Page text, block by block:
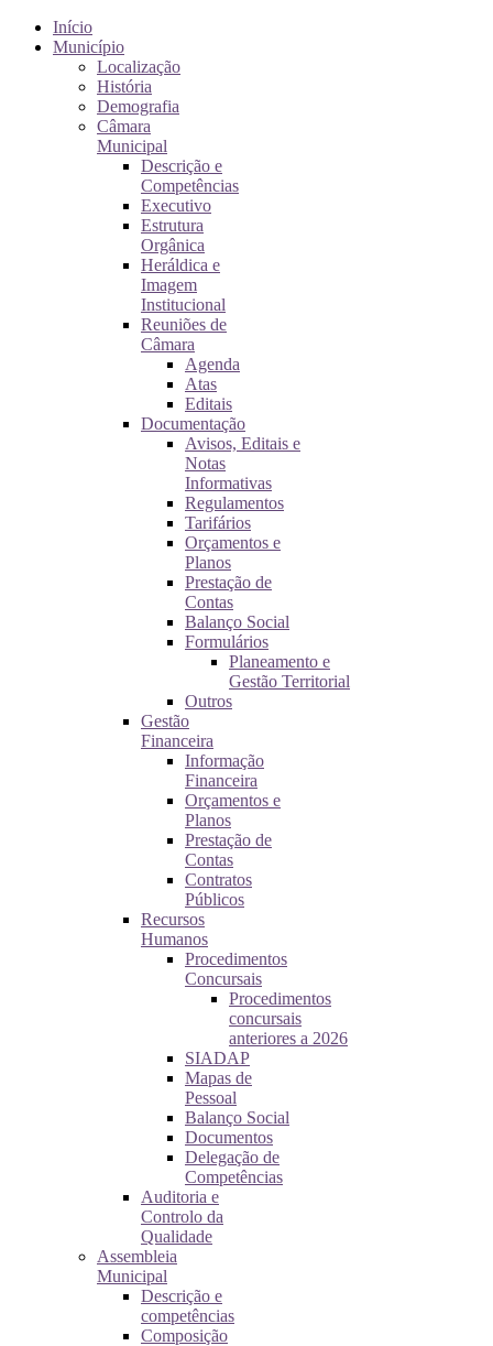
Início
Município
Localização
História
Demografia
Câmara
Municipal
Descrição e
Competências
Executivo
Estrutura
Orgânica
Heráldica e
Imagem
Institucional
Reuniões de
Câmara
Agenda
Atas
Editais
Documentação
Avisos, Editais e
Notas
Informativas
Regulamentos
Tarifários
Orçamentos e
Planos
Prestação de
Contas
Balanço Social
Formulários
Planeamento e
Gestão Territorial
Outros
Gestão
Financeira
Informação
Financeira
Orçamentos e
Planos
Prestação de
Contas
Contratos
Públicos
Recursos
Humanos
Procedimentos
Concursais
Procedimentos
concursais
anteriores a 2026
SIADAP
Mapas de
Pessoal
Balanço Social
Documentos
Delegação de
Competências
Auditoria e
Controlo da
Qualidade
Assembleia
Municipal
Descrição e
competências
Composição